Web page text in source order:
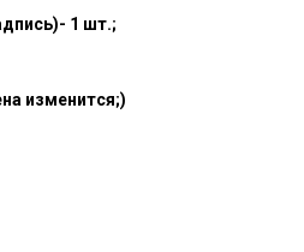
1 шт.;
изменится;)